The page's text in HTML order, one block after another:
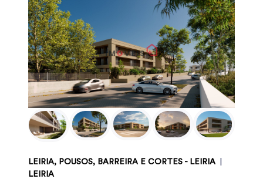
LEIRIA, POUSOS, BARREIRA E CORTES - LEIRIA
LEIRIA